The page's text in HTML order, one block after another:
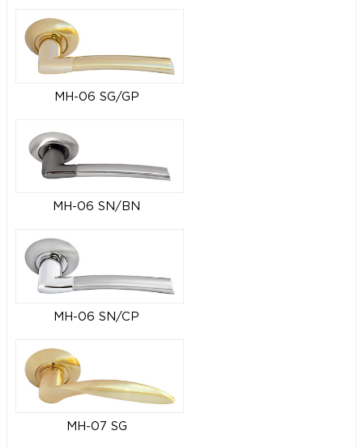
MH-06 SG/GP
MH-06 SN/BN
MH-06 SN/CP
MH-07 SG